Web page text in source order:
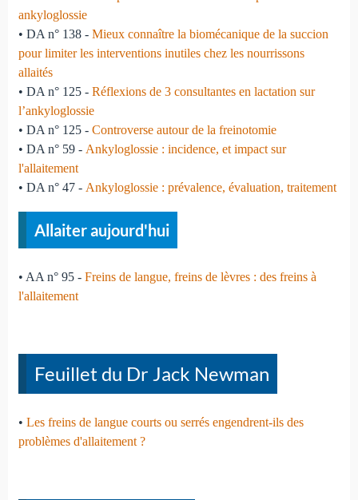
ankyloglossie
• DA n° 138 - Mieux connaître la biomécanique de la succion
pour limiter les interventions inutiles chez les nourrissons
allaités
• DA n° 125 - Réflexions de 3 consultantes en lactation sur
l’ankyloglossie
• DA n° 125 - Controverse autour de la freinotomie
• DA n° 59 - Ankyloglossie : incidence, et impact sur
l'allaitement
• DA n° 47 - Ankyloglossie : prévalence, évaluation, traitement
Allaiter aujourd'hui
• AA n° 95 - Freins de langue, freins de lèvres : des freins à
l'allaitement
Feuillet du Dr Jack Newman
• Les freins de langue courts ou serrés engendrent-ils des
problèmes d'allaitement ?